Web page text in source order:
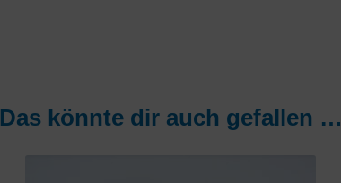
Das könnte dir auch gefallen …